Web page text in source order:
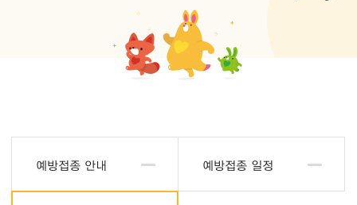
예방접종 안내 예방접종 일정